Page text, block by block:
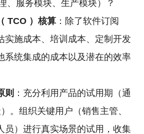
、服务模块、生产模块）？
TCO ）核算 ：除了软件订阅
实施成本、培训成本、定制开发
系统集成的成本以及潜在的效率
则 ：充分利用产品的试用期（通
。组织关键用户（销售主管、
员）进行真实场景的试用，收集